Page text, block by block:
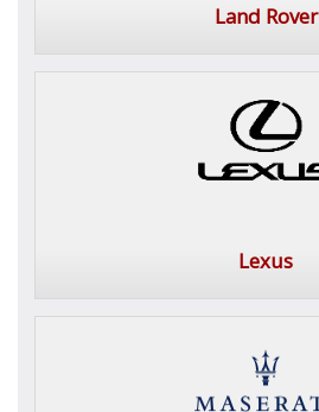
Land Rover
Lexus